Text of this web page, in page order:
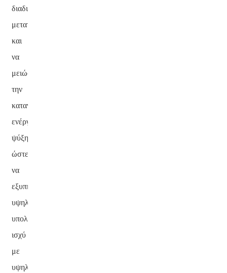
διαδικασία
μετατροπής
και
να
μειώσουν
την
κατανάλωση
ενέργειας
ψύξης,
ώστε
να
εξυπηρετούν
υψηλή
υπολογιστική
ισχύ
με
υψηλή